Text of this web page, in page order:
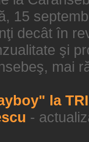
15
decât în
şi
mai
la
-